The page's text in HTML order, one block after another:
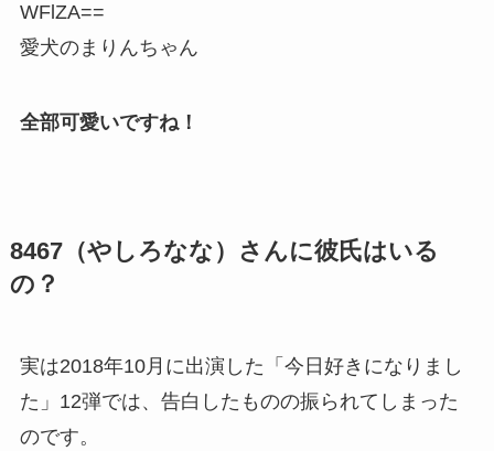
WFlZA==
愛犬のまりんちゃん
全部可愛いですね！
8467（やしろなな）さんに彼氏はいる
の？
実は2018年10月に出演した「今日好きになりまし
た」12弾では、告白したものの振られてしまった
のです。